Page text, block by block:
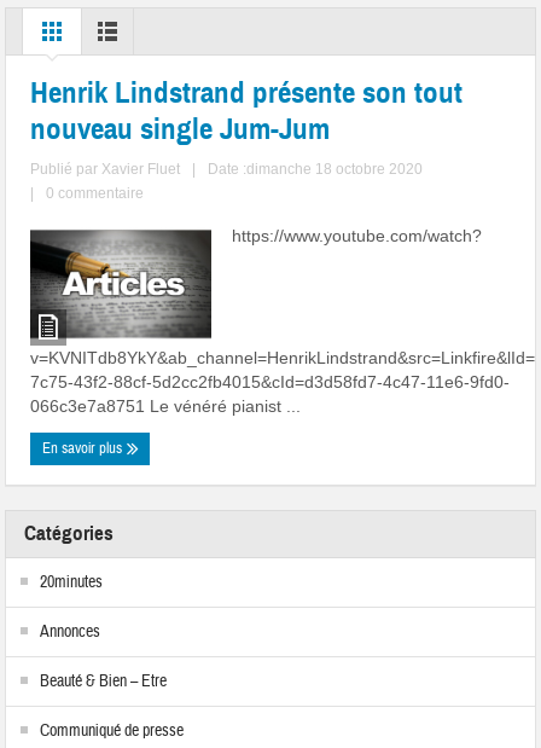
Henrik Lindstrand présente son tout
nouveau single Jum-Jum
Publié par Xavier Fluet
Date :dimanche 18 octobre 2020
0 commentaire
https://www.youtube.com/watch?
7c75-43f2-88cf-5d2cc2fb4015&cId=d3d58fd7-4c47-11e6-9fd0-
066c3e7a8751 Le vénéré pianist ...
En savoir plus
Catégories
20minutes
Annonces
Beauté & Bien – Etre
Communiqué de presse